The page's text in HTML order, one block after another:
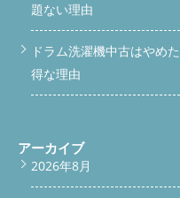
題ない理由
ドラム洗濯機中古はやめ
得な理由
アーカイブ
2026年8月